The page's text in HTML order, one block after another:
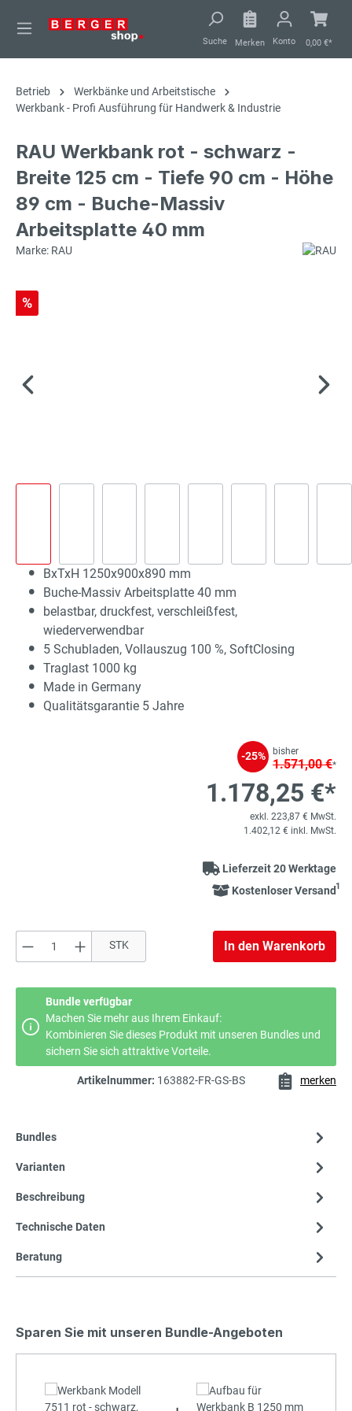
springen
Suche Merken Konto 0,00 €*
Betrieb
Werkbänke und Arbeitstische
Werkbank - Profi Ausführung für Handwerk & Industrie
RAU Werkbank rot - schwarz -
Breite 125 cm - Tiefe 90 cm - Höhe
89 cm - Buche-Massiv
Arbeitsplatte 40 mm
Marke: RAU
%
BxTxH 1250x900x890 mm
Buche-Massiv Arbeitsplatte 40 mm
belastbar, druckfest, verschleißfest,
wiederverwendbar
5 Schubladen, Vollauszug 100 %, SoftClosing
Traglast 1000 kg
Made in Germany
Qualitätsgarantie 5 Jahre
-25% bisher
1.571,00 €*
1.178,25 €*
exkl. 223,87 € MwSt.
1.402,12 € inkl. MwSt.
Lieferzeit 20 Werktage
Kostenloser Versand1
Produkt Anzahl: Gib den gewünschten
STK In den Warenkorb
Bundle verfügbar
Machen Sie mehr aus Ihrem Einkauf:
Kombinieren Sie dieses Produkt mit unseren Bundles und
sichern Sie sich attraktive Vorteile.
Artikelnummer: 163882-FR-GS-BS merken
Bundles
Varianten
Beschreibung
Technische Daten
Beratung
Sparen Sie mit unseren Bundle-Angeboten